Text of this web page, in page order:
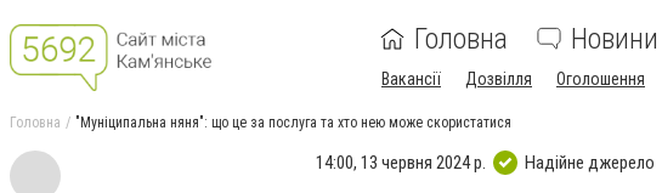
Головна Новини
Вакансії Дозвілля Оголошення
Головна "Муніципальна няня": що це за послуга та хто нею може скористатися
14:00, 13 червня 2024 р. Надійне джерело